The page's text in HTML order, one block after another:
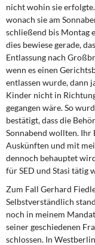
nicht wohin sie
wonach sie am
schließend bis Montag
dies bewiese gera­de,
Entlassung nach
wenn es einen
entlassen wurde, dann
Kinder nicht in
gegangen wäre. So
bestätigt, dass die
Sonnabend wollten.
Auskünften und mit
dennoch be­hauptet
für SED und Stasi tätig
Zum Fall Gerhard
Selbstverständlich
noch in meinem
seiner geschiedenen
schlossen. In